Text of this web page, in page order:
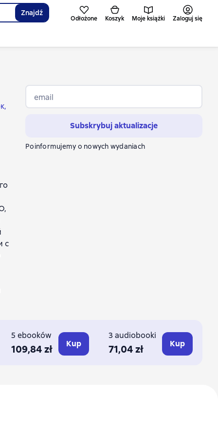
Znajdź
Odłożone Koszyk Moje książki Zaloguj się
с
email
Subskrybuj aktualizacje
Poinformujemy o nowych wydaniach
5 ebooków
109,84 zł Kup
3 audiobooki
71,04 zł Kup